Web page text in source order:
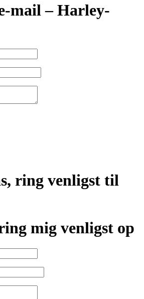
mail – Harley-
ring venligst til
mig venligst op